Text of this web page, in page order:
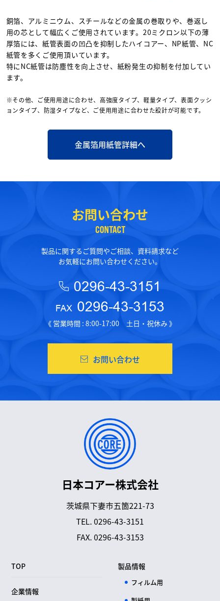
銅箔、アルミニウム、スチールなどの金属の巻取りや、巻返し
用の芯として幅広くご使用されています。20ミクロン以下の薄
厚箔には、紙管表面の凹凸を抑制したハイコアー、NP紙管、NC
紙管を多くご使用頂いています。
特にNC紙管は防塵性を向上させ、紙粉発生の抑制を付加してい
ます。
※その他、ご使用用途に合わせ、高強度タイプ、軽量タイプ、表面クッシ
ョンタイプ、防湿タイプなど、ご使用用途に合わせた設計が可能です。
金属箔用紙管詳細へ
お問い合わせ
CONTACT
製品に関するご質問やご相談、資料請求など
お気軽にお問い合わせください。
0296-43-3151
FAX 0296-43-3153
《 営業時間 : 8:00-17:00 土日・祝休み 》
お問い合わせ
日本コアー株式会社
茨城県下妻市五箇221-73
TEL.0296-43-3151
FAX. 0296-43-3153
TOP
企業情報
製品情報
フィルム用